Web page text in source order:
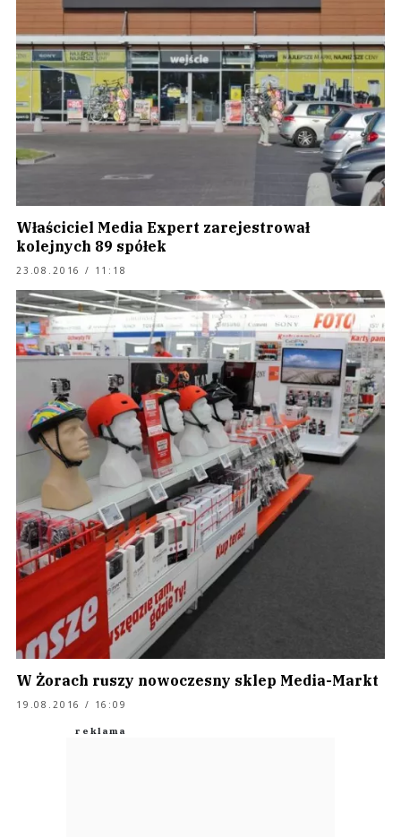
Właściciel Media Expert zarejestrował
kolejnych 89 spółek
23.08.2016 / 11:18
W Żorach ruszy nowoczesny sklep Media-Markt
19.08.2016 / 16:09